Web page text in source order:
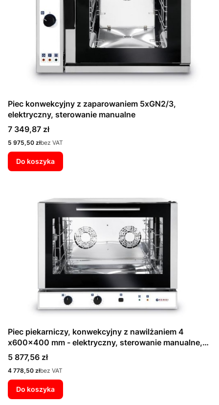
Piec konwekcyjny z zaparowaniem 5xGN2/3,
elektryczny, sterowanie manualne
Cena
7 349,87 zł
Cena
5 975,50 złbez VAT
Do koszyka
Piec piekarniczy, konwekcyjny z nawilżaniem 4
x600x400 mm - elektryczny, sterowanie manualne,
jednofazowy
Cena
5 877,56 zł
Cena
4 778,50 złbez VAT
Do koszyka